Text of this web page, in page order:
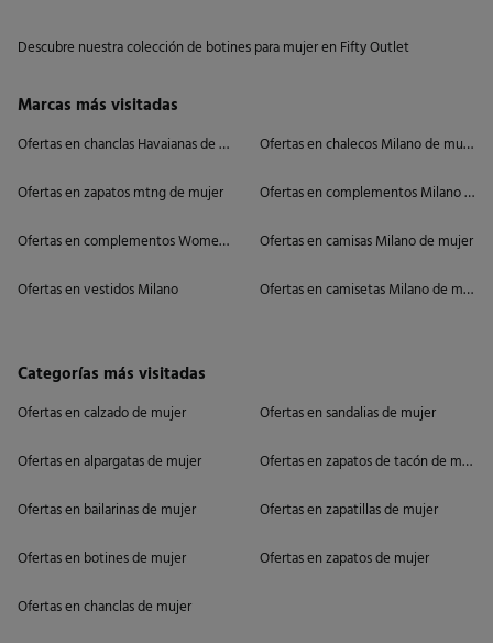
Descubre nuestra colección de botines para mujer en Fifty Outlet
Marcas más visitadas
Ofertas en chanclas Havaianas de mujer
Ofertas en zapatos mtng de mujer
Ofertas en complementos Women'secret
Ofertas en vestidos Milano
Ofertas en chalecos Milano de mujer
Ofertas en complementos Milano de
Ofertas en camisas Milano de mujer
Ofertas en camisetas Milano de mujer
Categorías más visitadas
Ofertas en calzado de mujer
Ofertas en alpargatas de mujer
Ofertas en bailarinas de mujer
Ofertas en botines de mujer
Ofertas en chanclas de mujer
Ofertas en sandalias de mujer
Ofertas en zapatos de tacón de mujer
Ofertas en zapatillas de mujer
Ofertas en zapatos de mujer